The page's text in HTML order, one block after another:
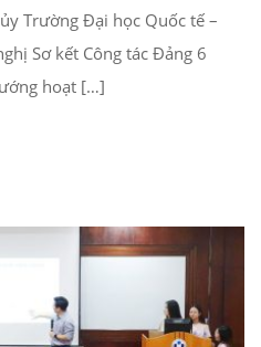
Trường Đại học Quốc tế –
Sơ kết Công tác Đảng 6
hoạt […]